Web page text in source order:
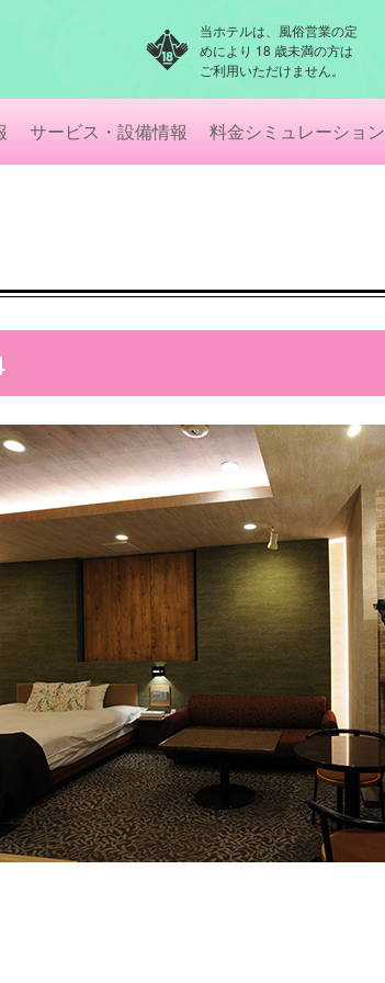
当ホテルは、風俗営業の定
めにより 18 歳未満の方は
ご利用いただけません。
サービス・設備情報 料金シミュレーション